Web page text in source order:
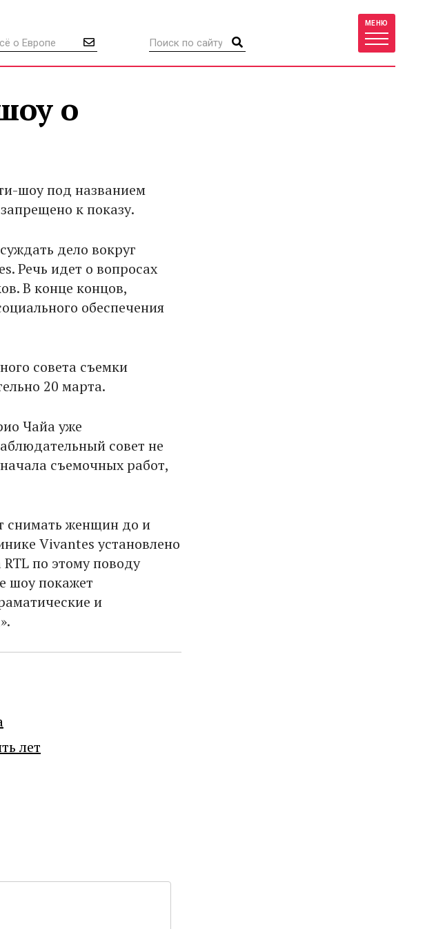
МЕНЮ
о
шоу под названием
к показу.
дело вокруг
Речь идет о вопросах
В конце концов,
обеспечения
совета съемки
20 марта.
Чайа уже
совет не
съемочных работ,
снимать женщин до и
Vivantes установлено
по этому поводу
шоу покажет
и
лет